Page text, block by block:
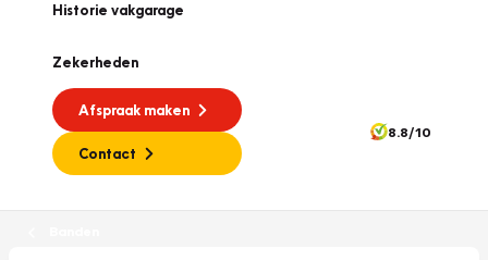
Historie vakgarage
Zekerheden
Afspraak maken
Contact
8.8/10